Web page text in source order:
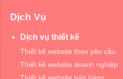
Dịch Vụ
Dịch vụ thiết kế
Thiết kế website theo yêu cầu
Thiết kế website doanh nghiệp